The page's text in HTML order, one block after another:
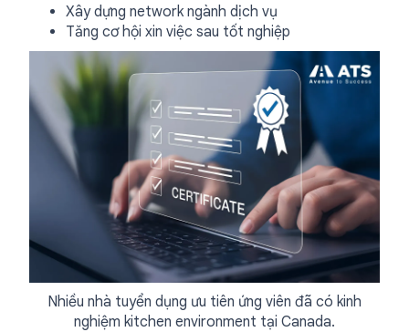
Xây dựng network ngành dịch vụ
Tăng cơ hội xin việc sau tốt nghiệp
Nhiều nhà tuyển dụng ưu tiên ứng viên đã có kinh
nghiệm kitchen environment tại Canada.